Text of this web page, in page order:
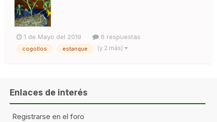
1 de Mayo del 2019 6 respuestas
cogollos estanque (y 2 más)
Enlaces de interés
Registrarse en el foro